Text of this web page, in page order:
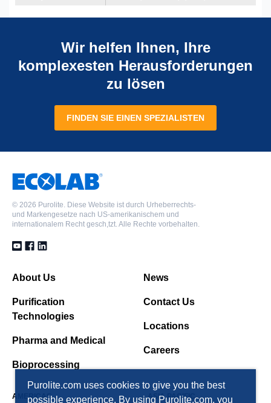
Purolite.com uses cookies to give you the best
possible experience. By using Purolite.com, you
Wir helfen Ihnen, Ihre
komplexesten Herausforderungen
zu lösen
FINDEN SIE EINEN SPEZIALISTEN
© 2026 Purolite. Diese Website ist durch Urheberrechts-
und Markengesetze nach US-amerikanischem und
internationalem Recht gesch,tzt. Alle Rechte vorbehalten.
About Us
Purification
Technologies
Pharma and Medical
Bioprocessing
News
Contact Us
Locations
Careers
AMERICAS ASIA PACIFIC